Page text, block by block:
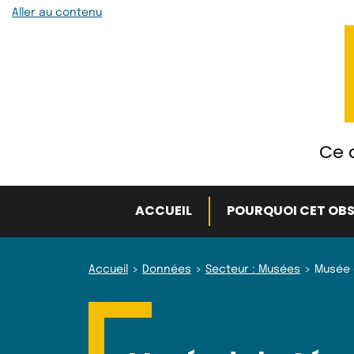
Aller au contenu
Ce
ACCUEIL POURQUOI CET
Accueil Données Secteur : Musées Musée